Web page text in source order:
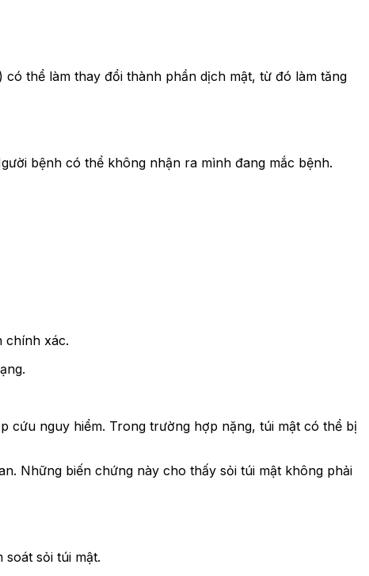
thể làm thay đổi thành phần dịch mật, từ đó làm tăng
bệnh có thể không nhận ra mình đang mắc bệnh.
chính xác.
cứu nguy hiểm. Trong trường hợp nặng, túi mật có thể bị
Những biến chứng này cho thấy sỏi túi mật không phải
sỏi túi mật.